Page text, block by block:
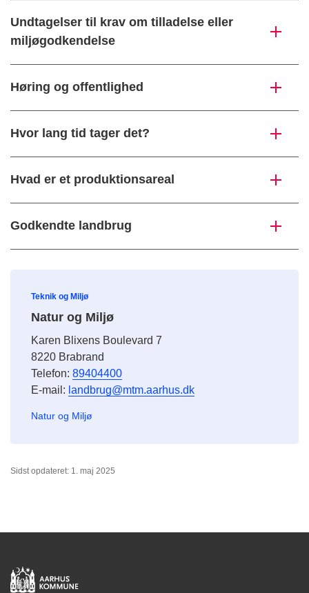
Undtagelser til krav om tilladelse eller
miljøgodkendelse
Høring og offentlighed
Hvor lang tid tager det?
Hvad er et produktionsareal
Godkendte landbrug
Teknik og Miljø
Natur og Miljø
Karen Blixens Boulevard 7
8220 Brabrand
Telefon: 89404400
E-mail: landbrug@mtm.aarhus.dk
Natur og Miljø
Sidst opdateret: 1. maj 2025